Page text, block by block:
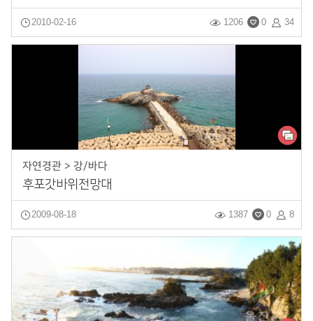
2010-02-16 34
0
1206
자연경관 > 강/바다
후포갓바위전망대
2009-08-18 8
0
1387